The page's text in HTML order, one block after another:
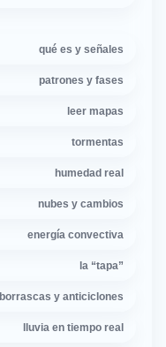
qué es y señales
patrones y fases
leer mapas
tormentas
humedad real
nubes y cambios
energía convectiva
la “tapa”
borrascas y anticiclones
lluvia en tiempo real